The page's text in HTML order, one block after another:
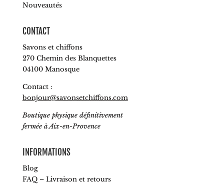
Nouveautés
CONTACT
Savons et chiffons
270 Chemin des Blanquettes
04100 Manosque
Contact :
bonjour@savonsetchiffons.com
Boutique physique définitivement
fermée à Aix-en-Provence
INFORMATIONS
Blog
FAQ – Livraison et retours